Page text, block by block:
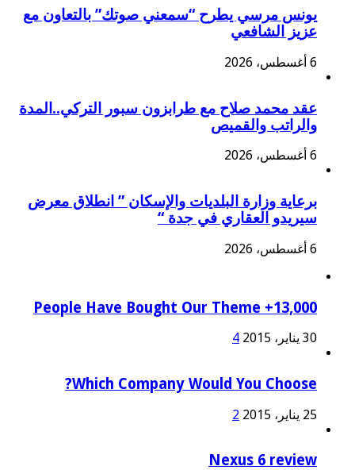
يونس مرسي يطرح “سمعني صوتك” بالتعاون مع
عزيز الشافعي
6 أغسطس، 2026
عقد محمد صلاح مع طرابزون سبور التركي..المدة
والراتب والقميص
6 أغسطس، 2026
برعاية وزارة البلديات والإسكان ” انطلاق معرض
سيريدو العقاري في جدة “
6 أغسطس، 2026
13,000+ People Have Bought Our Theme
30 يناير، 2015 4
Which Company Would You Choose?
25 يناير، 2015 2
Nexus 6 review